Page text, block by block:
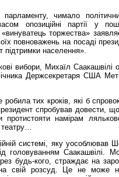
чимало
опозиційні партії у
торжества»
повноважень на посаді
підтримки населення».
вибори, Михаїл Саакашвілі
Держсекретаря США
робила тих кроків, які б
спробував довести,
протистояти намірам
системі, яку
головуванням Саакашвілі.
будь-кого, страждає на
свій розсуд. Це не може